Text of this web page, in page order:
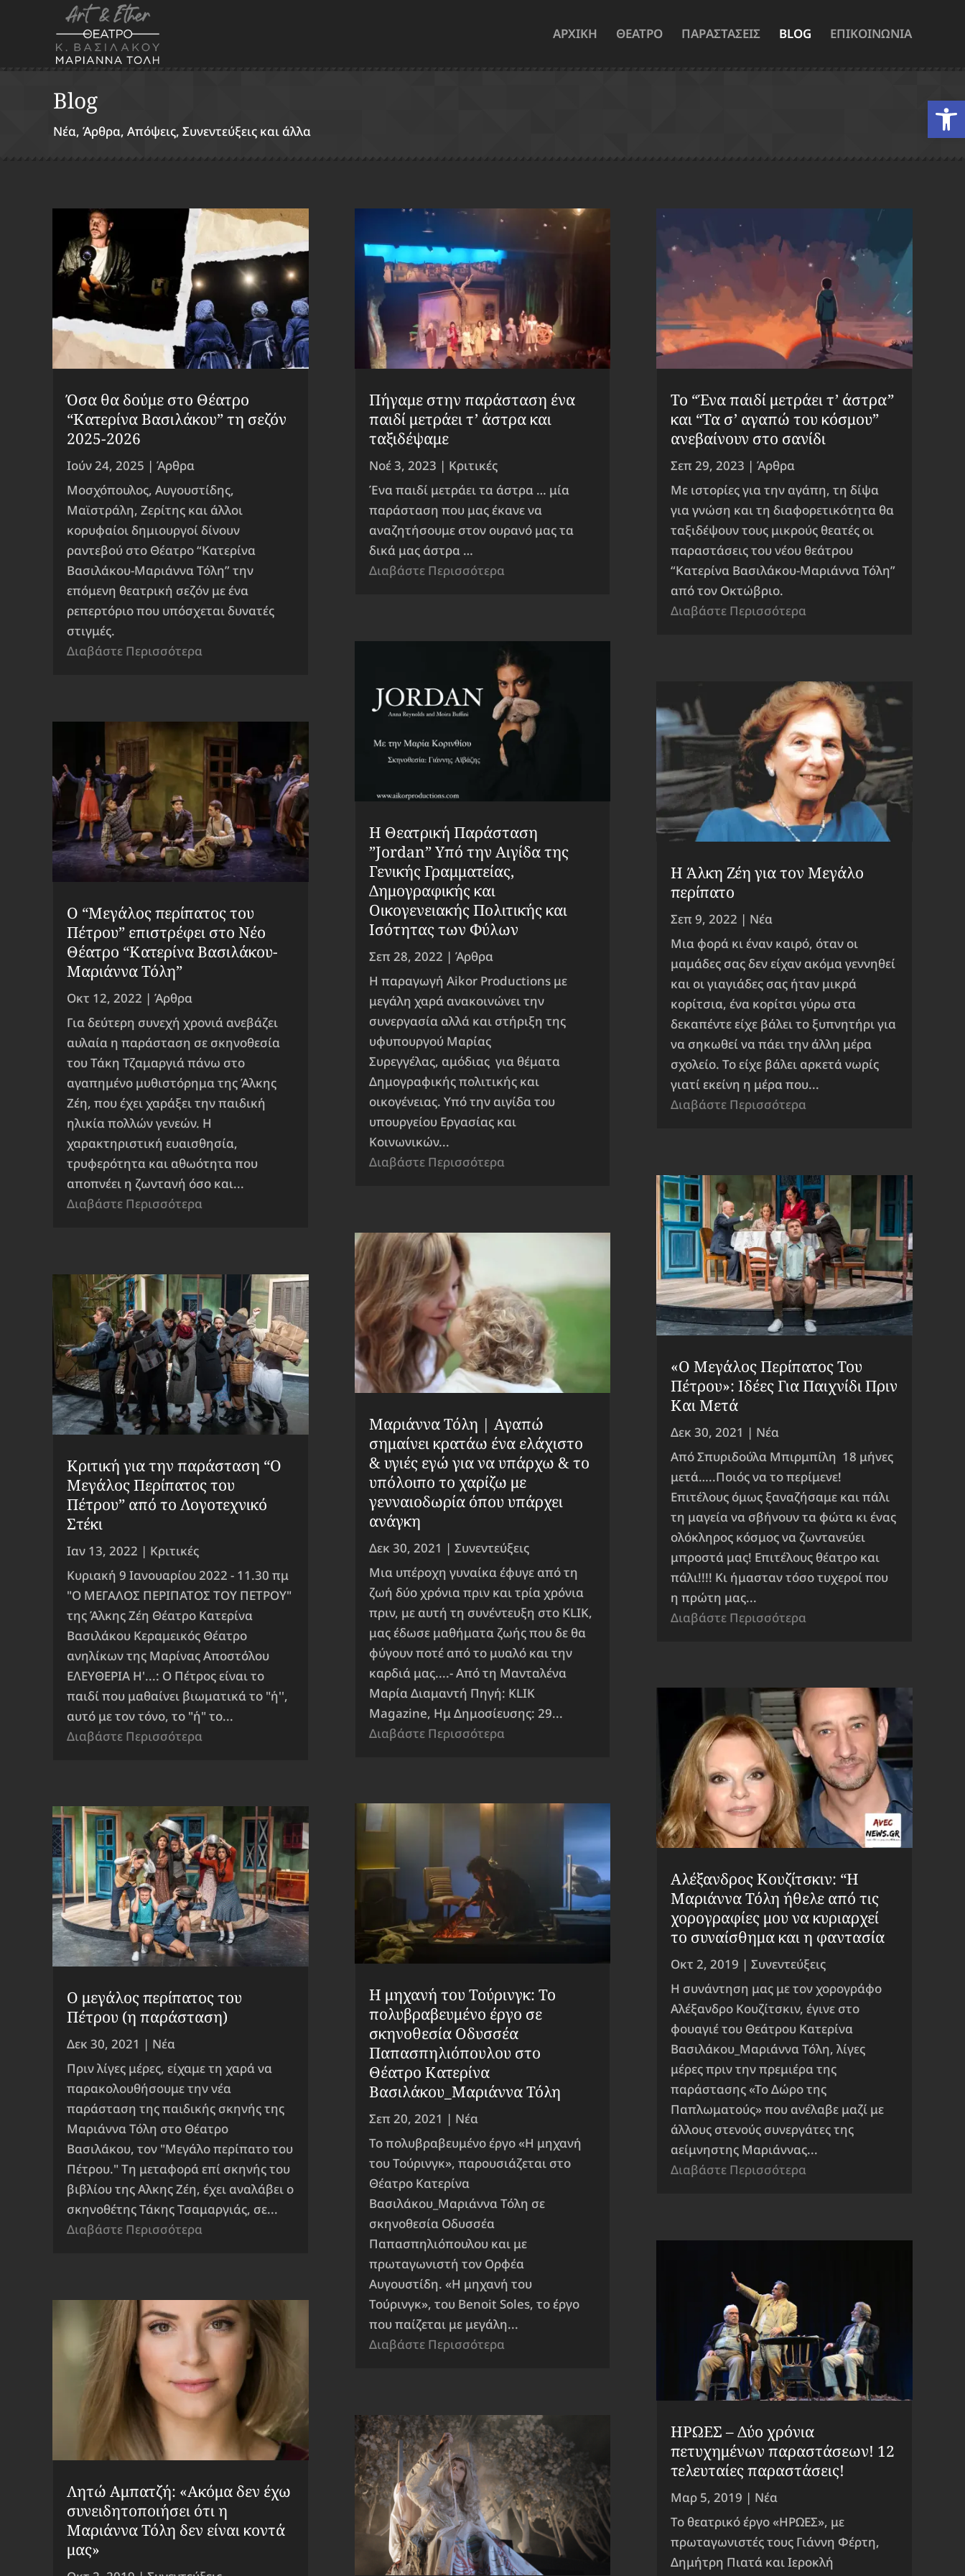
ΑΡΧΙΚΗ ΘΕΑΤΡΟ ΠΑΡΑΣΤΑΣΕΙΣ BLOG ΕΠΙΚΟΙΝΩΝΙΑ
Blog
Νέα, Άρθρα, Απόψεις, Συνεντεύξεις και άλλα
Όσα θα δούμε στο Θέατρο
“Κατερίνα Βασιλάκου” τη σεζόν
2025-2026
Ιούν 24, 2025 | Άρθρα
Μοσχόπουλος, Αυγουστίδης,
Μαϊστράλη, Ζερίτης και άλλοι
κορυφαίοι δημιουργοί δίνουν
ραντεβού στο Θέατρο “Κατερίνα
Βασιλάκου-Μαριάννα Τόλη” την
επόμενη θεατρική σεζόν με ένα
ρεπερτόριο που υπόσχεται δυνατές
στιγμές.
Διαβάστε Περισσότερα
Ο “Μεγάλος περίπατος του
Πέτρου” επιστρέφει στο Νέο
Θέατρο “Κατερίνα Βασιλάκου-
Μαριάννα Τόλη”
Οκτ 12, 2022 | Άρθρα
Για δεύτερη συνεχή χρονιά ανεβάζει
αυλαία η παράσταση σε σκηνοθεσία
του Τάκη Τζαμαργιά πάνω στο
αγαπημένο μυθιστόρημα της Άλκης
Ζέη, που έχει χαράξει την παιδική
ηλικία πολλών γενεών. Η
χαρακτηριστική ευαισθησία,
τρυφερότητα και αθωότητα που
αποπνέει η ζωντανή όσο και...
Διαβάστε Περισσότερα
Κριτική για την παράσταση “Ο
Μεγάλος Περίπατος του
Πέτρου” από το Λογοτεχνικό
Στέκι
Ιαν 13, 2022 | Κριτικές
Κυριακή 9 Ιανουαρίου 2022 - 11.30 πμ
"Ο ΜΕΓΑΛΟΣ ΠΕΡΙΠΑΤΟΣ ΤΟΥ ΠΕΤΡΟΥ"
της Άλκης Ζέη Θέατρο Κατερίνα
Βασιλάκου Κεραμεικός Θέατρο
ανηλίκων της Μαρίνας Αποστόλου
ΕΛΕΥΘΕΡΙΑ Η'...: Ο Πέτρος είναι το
παιδί που μαθαίνει βιωματικά το "ή'',
αυτό με τον τόνο, το "ή" το...
Διαβάστε Περισσότερα
Ο μεγάλος περίπατος του
Πέτρου (η παράσταση)
Δεκ 30, 2021 | Νέα
Πριν λίγες μέρες, είχαμε τη χαρά να
παρακολουθήσουμε την νέα
παράσταση της παιδικής σκηνής της
Μαριάννα Τόλη στο Θέατρο
Βασιλάκου, τον "Μεγάλο περίπατο του
Πέτρου." Τη μεταφορά επί σκηνής του
βιβλίου της Αλκης Ζέη, έχει αναλάβει ο
σκηνοθέτης Τάκης Τσαμαργιάς, σε...
Διαβάστε Περισσότερα
Λητώ Αμπατζή: «Ακόμα δεν έχω
συνειδητοποιήσει ότι η
Μαριάννα Τόλη δεν είναι κοντά
μας»
Πήγαμε στην παράσταση ένα
παιδί μετράει τ’ άστρα και
ταξιδέψαμε
Νοέ 3, 2023 | Κριτικές
Ένα παιδί μετράει τα άστρα … μία
παράσταση που μας έκανε να
αναζητήσουμε στον ουρανό μας τα
δικά μας άστρα …
Διαβάστε Περισσότερα
Η Θεατρική Παράσταση
”Jordan” Υπό την Αιγίδα της
Γενικής Γραμματείας,
Δημογραφικής και
Οικογενειακής Πολιτικής και
Ισότητας των Φύλων
Σεπ 28, 2022 | Άρθρα
Η παραγωγή Aikor Productions με
μεγάλη χαρά ανακοινώνει την
συνεργασία αλλά και στήριξη της
υφυπουργού Μαρίας
Συρεγγέλας, αμόδιας για θέματα
Δημογραφικής πολιτικής και
οικογένειας. Υπό την αιγίδα του
υπουργείου Εργασίας και
Κοινωνικών...
Διαβάστε Περισσότερα
Μαριάννα Τόλη | Αγαπώ
σημαίνει κρατάω ένα ελάχιστο
& υγιές εγώ για να υπάρχω & το
υπόλοιπο το χαρίζω με
γενναιοδωρία όπου υπάρχει
ανάγκη
Δεκ 30, 2021 | Συνεντεύξεις
Μια υπέροχη γυναίκα έφυγε από τη
ζωή δύο χρόνια πριν και τρία χρόνια
πριν, με αυτή τη συνέντευξη στο KLIK,
μας έδωσε μαθήματα ζωής που δε θα
φύγουν ποτέ από το μυαλό και την
καρδιά μας....- Από τη Μανταλένα
Μαρία Διαμαντή Πηγή: KLIK
Magazine, Ημ Δημοσίευσης: 29...
Διαβάστε Περισσότερα
Η μηχανή του Τούρινγκ: Το
πολυβραβευμένο έργο σε
σκηνοθεσία Οδυσσέα
Παπασπηλιόπουλου στο
Θέατρο Κατερίνα
Βασιλάκου_Μαριάννα Τόλη
Σεπ 20, 2021 | Νέα
Το πολυβραβευμένο έργο «Η μηχανή
του Τούρινγκ», παρουσιάζεται στο
Θέατρο Κατερίνα
Βασιλάκου_Μαριάννα Τόλη σε
σκηνοθεσία Οδυσσέα
Παπασπηλιόπουλου και με
πρωταγωνιστή τον Ορφέα
Αυγουστίδη. «Η μηχανή του
Τούρινγκ», του Benoit Soles, το έργο
που παίζεται με μεγάλη...
Διαβάστε Περισσότερα
Το “Ένα παιδί μετράει τ’ άστρα”
και “Τα σ’ αγαπώ του κόσμου”
ανεβαίνουν στο σανίδι
Σεπ 29, 2023 |Άρθρα
Με ιστορίες για την αγάπη, τη δίψα
για γνώση και τη διαφορετικότητα θα
ταξιδέψουν τους μικρούς θεατές οι
παραστάσεις του νέου θεάτρου
“Κατερίνα Βασιλάκου-Μαριάννα Τόλη”
από τον Οκτώβριο.
Διαβάστε Περισσότερα
Η Άλκη Ζέη για τον Μεγάλο
περίπατο
Σεπ 9, 2022 | Νέα
Μια φορά κι έναν καιρό, όταν οι
μαμάδες σας δεν είχαν ακόμα γεννηθεί
και οι γιαγιάδες σας ήταν μικρά
κορίτσια, ένα κορίτσι γύρω στα
δεκαπέντε είχε βάλει το ξυπνητήρι για
να σηκωθεί να πάει την άλλη μέρα
σχολείο. Το είχε βάλει αρκετά νωρίς
γιατί εκείνη η μέρα που...
Διαβάστε Περισσότερα
«Ο Μεγάλος Περίπατος Του
Πέτρου»: Ιδέες Για Παιχνίδι Πριν
Και Μετά
Δεκ 30, 2021 | Νέα
Από Σπυριδούλα Μπιρμπίλη 18 μήνες
μετά…..Ποιός να το περίμενε!
Επιτέλους όμως ξαναζήσαμε και πάλι
τη μαγεία να σβήνουν τα φώτα κι ένας
ολόκληρος κόσμος να ζωντανεύει
μπροστά μας! Επιτέλους θέατρο και
πάλι!!!! Κι ήμασταν τόσο τυχεροί που
η πρώτη μας...
Διαβάστε Περισσότερα
Αλέξανδρος Κουζίτσκιν: “Η
Μαριάννα Τόλη ήθελε από τις
χορογραφίες μου να κυριαρχεί
το συναίσθημα και η φαντασία
Οκτ 2, 2019 |Συνεντεύξεις
Η συνάντηση μας με τον χορογράφο
Αλέξανδρο Κουζίτσκιν, έγινε στο
φουαγιέ του Θεάτρου Κατερίνα
Βασιλάκου_Μαριάννα Τόλη, λίγες
μέρες πριν την πρεμιέρα της
παράστασης «Το Δώρο της
Παπλωματούς» που ανέλαβε μαζί με
άλλους στενούς συνεργάτες της
αείμνηστης Μαριάννας...
Διαβάστε Περισσότερα
ΗΡΩΕΣ – Δύο χρόνια
πετυχημένων παραστάσεων! 12
τελευταίες παραστάσεις!
Μαρ 5, 2019 | Νέα
Το θεατρικό έργο «ΗΡΩΕΣ», με
πρωταγωνιστές τους Γιάννη Φέρτη,
Δημήτρη Πιατά και Ιεροκλή